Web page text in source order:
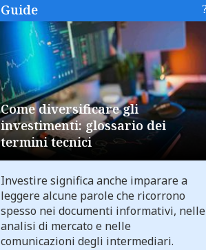
Guide
Come diversificare gli
investimenti: glossario dei
termini tecnici
Investire significa anche imparare a
leggere alcune parole che ricorrono
spesso nei documenti informativi, nelle
analisi di mercato e nelle
comunicazioni degli intermediari.